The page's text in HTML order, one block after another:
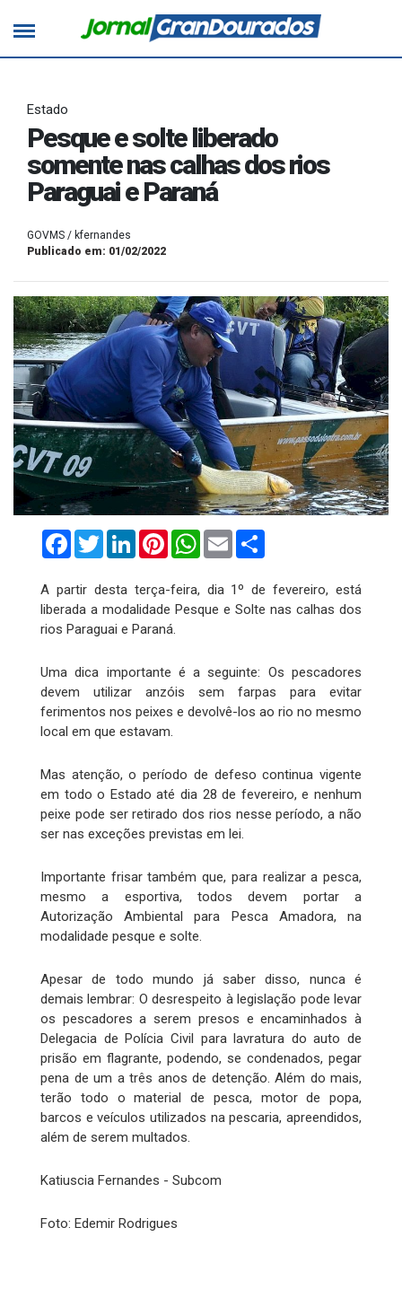
Estado
Pesque e solte liberado
somente nas calhas dos rios
Paraguai e Paraná
GOVMS / kfernandes
Publicado em: 01/02/2022
FacebookTwitterLinkedInPinterestWhatsApp
Email
A partir desta terça-feira, dia 1º de fevereiro, está
liberada a modalidade Pesque e Solte nas calhas dos
rios Paraguai e Paraná.
Uma dica importante é a seguinte: Os pescadores
devem utilizar anzóis sem farpas para evitar
ferimentos nos peixes e devolvê-los ao rio no mesmo
local em que estavam.
Mas atenção, o período de defeso continua vigente
em todo o Estado até dia 28 de fevereiro, e nenhum
peixe pode ser retirado dos rios nesse período, a não
ser nas exceções previstas em lei.
Importante frisar também que, para realizar a pesca,
mesmo a esportiva, todos devem portar a
Autorização Ambiental para Pesca Amadora, na
modalidade pesque e solte.
Apesar de todo mundo já saber disso, nunca é
demais lembrar: O desrespeito à legislação pode levar
os pescadores a serem presos e encaminhados à
Delegacia de Polícia Civil para lavratura do auto de
prisão em flagrante, podendo, se condenados, pegar
pena de um a três anos de detenção. Além do mais,
terão todo o material de pesca, motor de popa,
barcos e veículos utilizados na pescaria, apreendidos,
além de serem multados.
Katiuscia Fernandes - Subcom
Foto: Edemir Rodrigues